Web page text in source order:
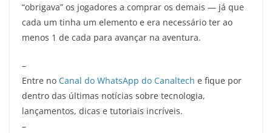
“obrigava” os jogadores a comprar os demais — já que
cada um tinha um elemento e era necessário ter ao
menos 1 de cada para avançar na aventura.
–
Entre no Canal do WhatsApp do Canaltech e fique por
dentro das últimas notícias sobre tecnologia,
lançamentos, dicas e tutoriais incríveis.
–